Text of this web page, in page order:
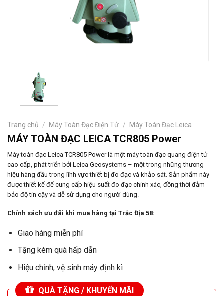
Trang chủ / Máy Toàn Đạc Điện Tử / Máy Toàn Đạc Leica
MÁY TOÀN ĐẠC LEICA TCR805 Power
Máy toàn đạc Leica TCR805 Power là một máy toàn đạc quang điện tử
cao cấp, phát triển bởi Leica Geosystems – một trong những thương
hiệu hàng đầu trong lĩnh vực thiết bị đo đạc và khảo sát. Sản phẩm này
được thiết kế để cung cấp hiệu suất đo đạc chính xác, đồng thời đảm
bảo độ tin cậy và dễ sử dụng cho người dùng.
Chính sách ưu đãi khi mua hàng tại Trắc Địa 58:
Giao hàng miễn phí
Tặng kèm quà hấp dẫn
Hiệu chỉnh, vệ sinh máy định kì
QUÀ TẶNG / KHUYẾN MÃI